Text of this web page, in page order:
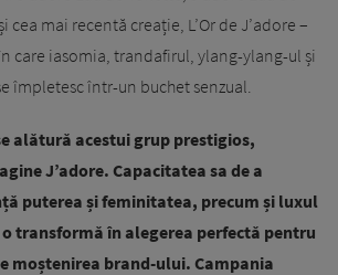
cea mai recentă creație, L’Or de J’adore –
care iasomia, trandafirul, ylang-ylang-ul și
împletesc într-un buchet senzual.
alătură acestui grup prestigios,
J’adore. Capacitatea sa de a
puterea și feminitatea, precum și luxul
transformă în alegerea perfectă pentru
moștenirea brand-ului. Campania